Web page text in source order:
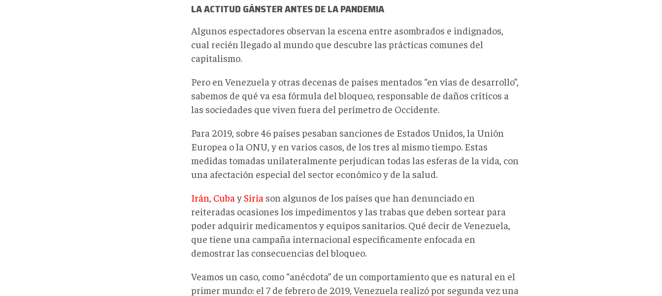
LA ACTITUD GÁNSTER ANTES DE LA PANDEMIA
Algunos espectadores observan la escena entre asombrados e indignados,
cual recién llegado al mundo que descubre las prácticas comunes del
capitalismo.
Pero en Venezuela y otras decenas de países mentados “en vías de desarrollo”,
sabemos de qué va esa fórmula del bloqueo, responsable de daños críticos a
las sociedades que viven fuera del perímetro de Occidente.
Para 2019, sobre 46 países pesaban sanciones de Estados Unidos, la Unión
Europea o la ONU, y en varios casos, de los tres al mismo tiempo. Estas
medidas tomadas unilateralmente perjudican todas las esferas de la vida, con
una afectación especial del sector económico y de la salud.
Irán Cuba y Siria son algunos de los países que han denunciado en
reiteradas ocasiones los impedimentos y las trabas que deben sortear para
poder adquirir medicamentos y equipos sanitarios. Qué decir de Venezuela,
que tiene una campaña internacional específicamente enfocada en
demostrar las consecuencias del bloqueo.
Veamos un caso, como “anécdota” de un comportamiento que es natural en el
primer mundo: el 7 de febrero de 2019, Venezuela realizó por segunda vez una